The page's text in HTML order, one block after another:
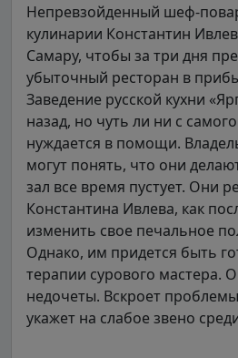
Непревзойденный шеф-
кулинарии Константин
Самару, чтобы за три дня
убыточный ресторан в
Заведение русской кухни
назад, но чуть ли ни с
нуждается в помощи.
могут понять, что они
зал все время пустует. Они
Константина Ивлева, как
изменить свое печальное
Однако, им придется быть
терапии сурового мастера.
недочеты. Вскроет
укажет на слабое звено